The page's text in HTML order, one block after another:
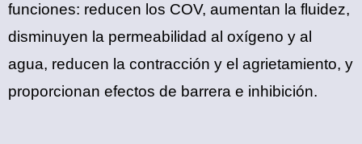
funciones: reducen los COV, aumentan la fluidez,
disminuyen la permeabilidad al oxígeno y al
agua, reducen la contracción y el agrietamiento, y
proporcionan efectos de barrera e inhibición.